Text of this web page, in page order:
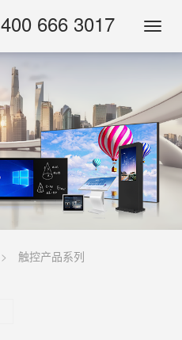
400 666 3017
触控产品系列